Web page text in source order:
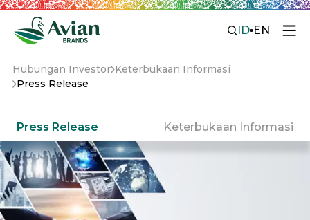
ID EN
Hubungan Investor Keterbukaan Informasi
Press Release
Press Release Keterbukaan Informasi